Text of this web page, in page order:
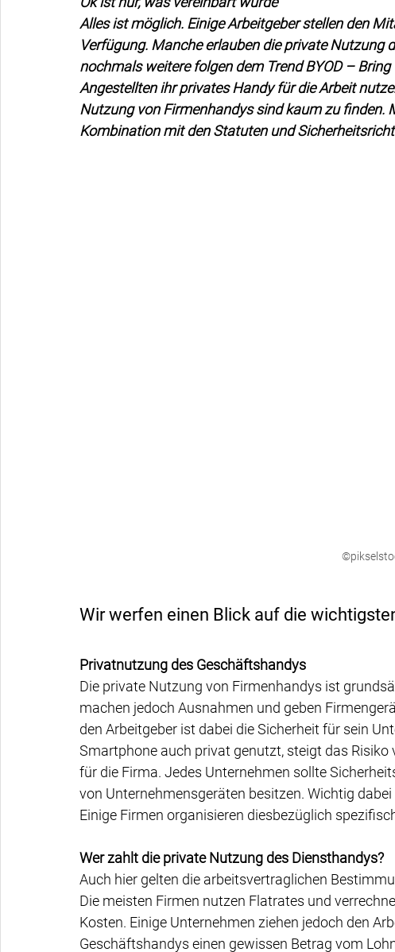
Alles ist möglich. Einige Arbeitgeber stellen den
Verfügung. Manche erlauben die private Nutzung
nochmals weitere folgen dem Trend BYOD –
Angestellten ihr privates Handy für die Arbeit
Nutzung von Firmenhandys sind kaum zu finden.
Kombination mit den Statuten und
Wir werfen einen Blick auf die
Privatnutzung des Geschäftshandys
Die private Nutzung von Firmenhandys ist
machen jedoch Ausnahmen und geben
den Arbeitgeber ist dabei die Sicherheit für sein
Smartphone auch privat genutzt, steigt das
für die Firma. Jedes Unternehmen sollte
von Unternehmensgeräten besitzen. Wichtig
Einige Firmen organisieren diesbezüglich
Wer zahlt die private Nutzung des Diensthandys?
Auch hier gelten die arbeitsvertraglichen
Die meisten Firmen nutzen Flatrates und
Kosten. Einige Unternehmen ziehen jedoch den
Geschäftshandys einen gewissen Betrag vom